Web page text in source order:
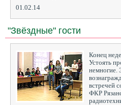
01.02.14
"Звёздные" гости
Конец
Устоять
немногие.
встречей
ФКР